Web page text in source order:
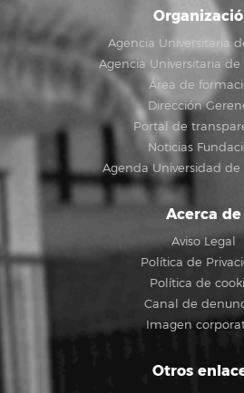
Agencia Universitaria
Agencia Universitaria
Área de
Dirección
Portal de
Noticias
Agenda Universidad de
Acerca de
Aviso Legal
Política de
Política de
Canal de
Imagen
Otros